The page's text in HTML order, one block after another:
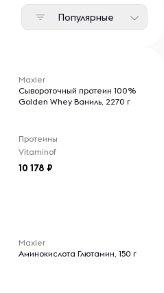
Популярные
Maxler
Сывороточный протеин 100%
Golden Whey Ваниль, 2270 г
Протеины
Vitaminof
10 178
Maxler
Аминокислота Глютамин, 150 г